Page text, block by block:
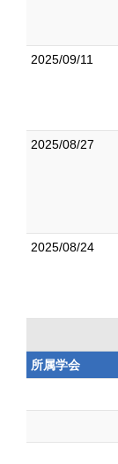
2025/09/11
2025/08/27
2025/08/24
所属学会